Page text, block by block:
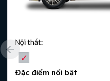
Nội thất:
Đặc điểm nổi bật